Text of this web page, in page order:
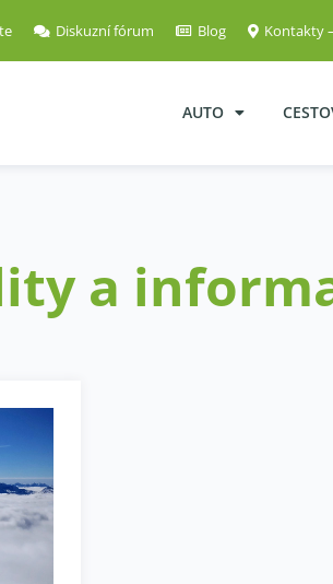
Diskuzní fórum Blog Kontakty
AUTO
a